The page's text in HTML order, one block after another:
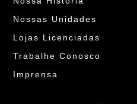
Nossas Unidades
Lojas Licenciadas
Trabalhe Conosco
Imprensa